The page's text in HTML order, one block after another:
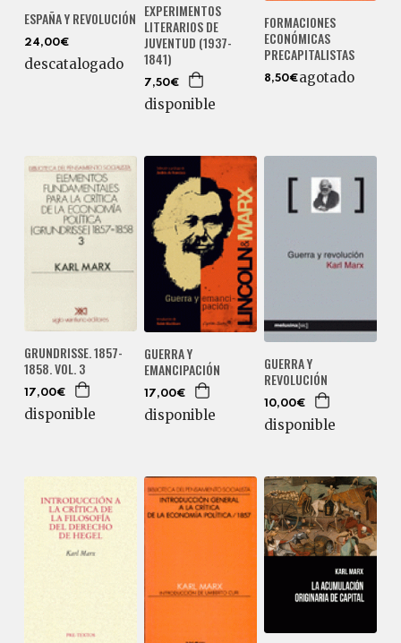
ESPAÑA Y REVOLUCIÓN
24,00€
descatalogado
EXPERIMENTOS
LITERARIOS DE
JUVENTUD (1937-
1841)
7,50€
disponible
FORMACIONES
ECONÓMICAS
PRECAPITALISTAS
8,50€agotado
GRUNDRISSE. 1857-
1858. VOL. 3
17,00€
disponible
GUERRA Y
EMANCIPACIÓN
17,00€
disponible
GUERRA Y
REVOLUCIÓN
10,00€
disponible